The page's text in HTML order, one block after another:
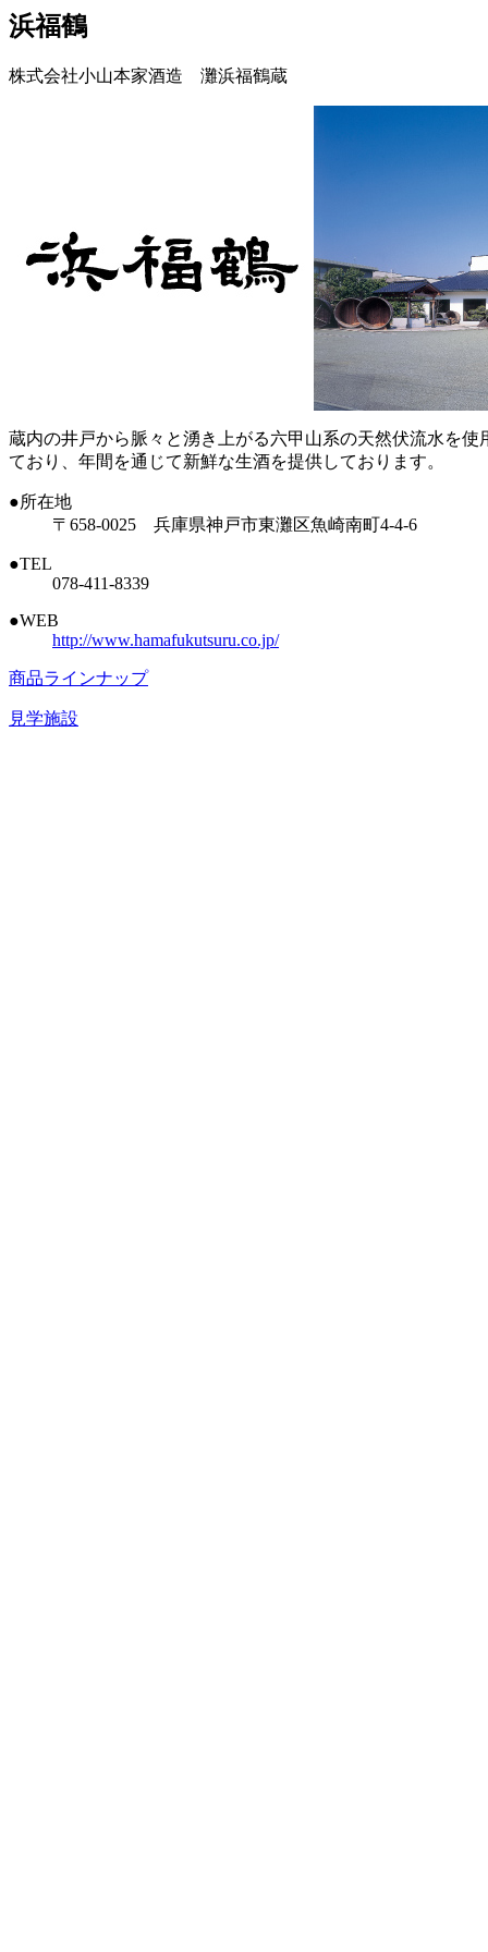
浜福鶴
株式会社小山本家酒造 灘浜福鶴蔵
蔵内の井戸から脈々と湧き上がる六甲山系の天然伏流水を
ており、年間を通じて新鮮な生酒を提供しております。
●所在地
〒658-0025 兵庫県神戸市東灘区魚崎南町4-4-6
●TEL
078-411-8339
●WEB
http://www.hamafukutsuru.co.jp/
商品ラインナップ
見学施設